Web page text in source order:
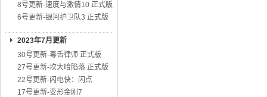
8号更新-速度与激情10 正式版
6号更新-银河护卫队3 正式版
2023年7月更新
30号更新-毒舌律师 正式版
27号更新-坎大哈陷落 正式版
22号更新-闪电侠：闪点
17号更新-变形金刚7